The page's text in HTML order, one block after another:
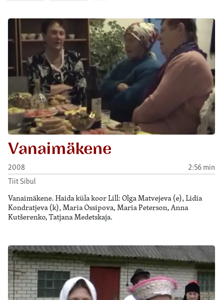
Vanaimäkene
2008
2:56 min
Tiit Sibul
Vanaimäkene. Haida küla koor Lill: Olga Matvejeva (e), Lidia
Kondratjeva (k), Maria Ossipova, Maria Peterson, Anna
Kutšerenko, Tatjana Medetskaja.